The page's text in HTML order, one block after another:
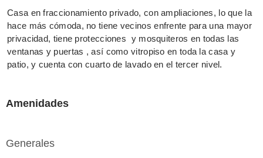
Casa en fraccionamiento privado, con ampliaciones, lo que la
hace más cómoda, no tiene vecinos enfrente para una mayor
privacidad, tiene protecciones y mosquiteros en todas las
ventanas y puertas , así como vitropiso en toda la casa y
patio, y cuenta con cuarto de lavado en el tercer nivel.
Amenidades
Generales